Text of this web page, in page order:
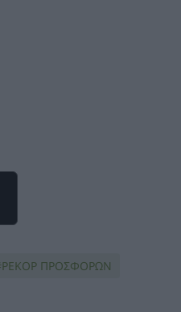
ΡΕΚΟΡ ΠΡΟΣΦΟΡΩΝ